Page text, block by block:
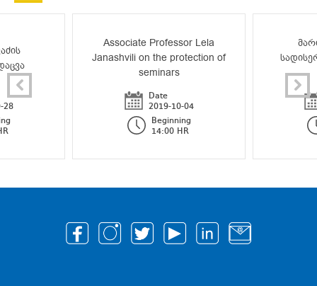
28
Associate Professor Lela
Janashvili on the protection of
seminars
Date
2019-10-04
Beginning
14:00 HR